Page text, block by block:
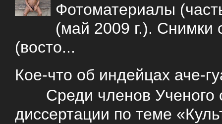
Фотоматериалы
(май 2009 г.). Снимки
(восто...
Кое-что об индейцах аче-
Среди членов Ученого
диссертации по теме